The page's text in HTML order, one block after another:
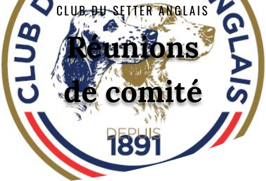
CLUB DU SETTER ANGLAIS
Réunions
de comité